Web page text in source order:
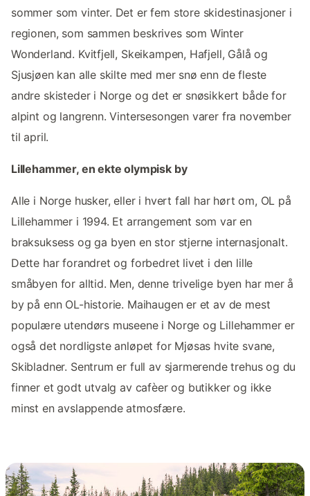
sommer som vinter. Det er fem store skidestinasjoner i
regionen, som sammen beskrives som Winter
Wonderland. Kvitfjell, Skeikampen, Hafjell, Gålå og
Sjusjøen kan alle skilte med mer snø enn de fleste
andre skisteder i Norge og det er snøsikkert både for
alpint og langrenn. Vintersesongen varer fra november
til april.
Lillehammer, en ekte olympisk by
Alle i Norge husker, eller i hvert fall har hørt om, OL på
Lillehammer i 1994. Et arrangement som var en
braksuksess og ga byen en stor stjerne internasjonalt.
Dette har forandret og forbedret livet i den lille
småbyen for alltid. Men, denne trivelige byen har mer å
by på enn OL-historie. Maihaugen er et av de mest
populære utendørs museene i Norge og Lillehammer er
også det nordligste anløpet for Mjøsas hvite svane,
Skibladner. Sentrum er full av sjarmerende trehus og du
finner et godt utvalg av cafèer og butikker og ikke
minst en avslappende atmosfære.